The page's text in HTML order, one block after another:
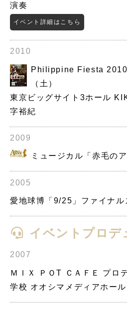
演奏
イベント詳細はこちら
2010
Philippine Fiesta
（土）
東京ビッグサイト3ホール
字裕紀
2009
ミュージカル「赤毛の
2005
愛地球博「9/25」ファイナ
イベントプロデ
2007
ＭＩＸ ＰＯT ＣＡＦＥ プロ
学校 オオシマメディアホール